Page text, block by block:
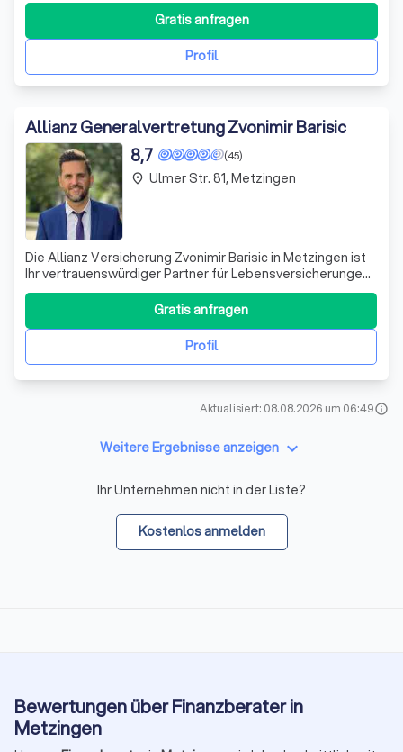
Vermieter und Mieter zusammen - zum Wohle aller
Beteiligten. Hinter dem Gründer, Stanley Hess, steht ein
Team aus erfahrenen und qualifizierten Immobiliene
Profil
Gratis anfragen
Allianz Generalvertretung Zvonimir Barisic
(45)
8,7
Die Allianz Versicherung Zvonimir Barisic in Metzingen ist
Ihr vertrauenswürdiger Partner für Lebensversicherungen
und mehr. Mit über 130 Jahren Fachwissen und als
Marktführer in der Sparte Lebensversicherungen, bieten
wir Ihnen maßgeschneiderte Lösungen, die auf Ihre
individuellen Bedürfnisse und Z
Profil
Gratis anfragen
place Ulmer Str. 81, Metzingen
Aktualisiert: 08.08.2026 um 06:49info
Weitere Ergebnisse anzeigen keyboard_arrow_down
Ihr Unternehmen nicht in der Liste?
Kostenlos anmelden
Bewertungen über Finanzberater in
Metzingen